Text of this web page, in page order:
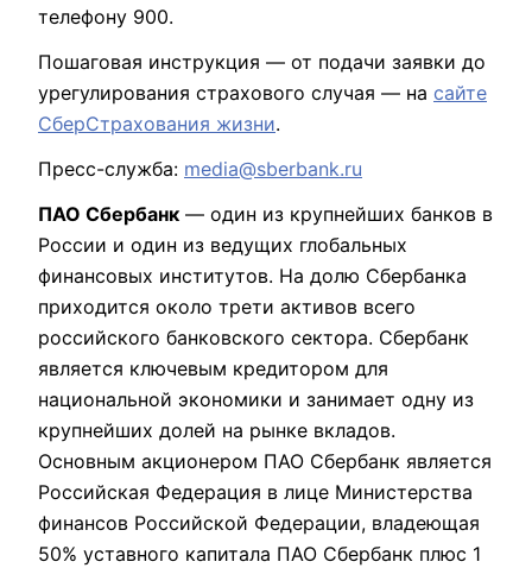
телефону 900.
Пошаговая инструкция — от подачи заявки до
урегулирования страхового случая — на сайте
СберСтрахования жизни.
Пресс-служба: media@sberbank.ru
ПАО Сбербанк — один из крупнейших банков в
России и один из ведущих глобальных
финансовых институтов. На долю Сбербанка
приходится около трети активов всего
российского банковского сектора. Сбербанк
является ключевым кредитором для
национальной экономики и занимает одну из
крупнейших долей на рынке вкладов.
Основным акционером ПАО Сбербанк является
Российская Федерация в лице Министерства
финансов Российской Федерации, владеющая
50% уставного капитала ПАО Сбербанк плюс 1